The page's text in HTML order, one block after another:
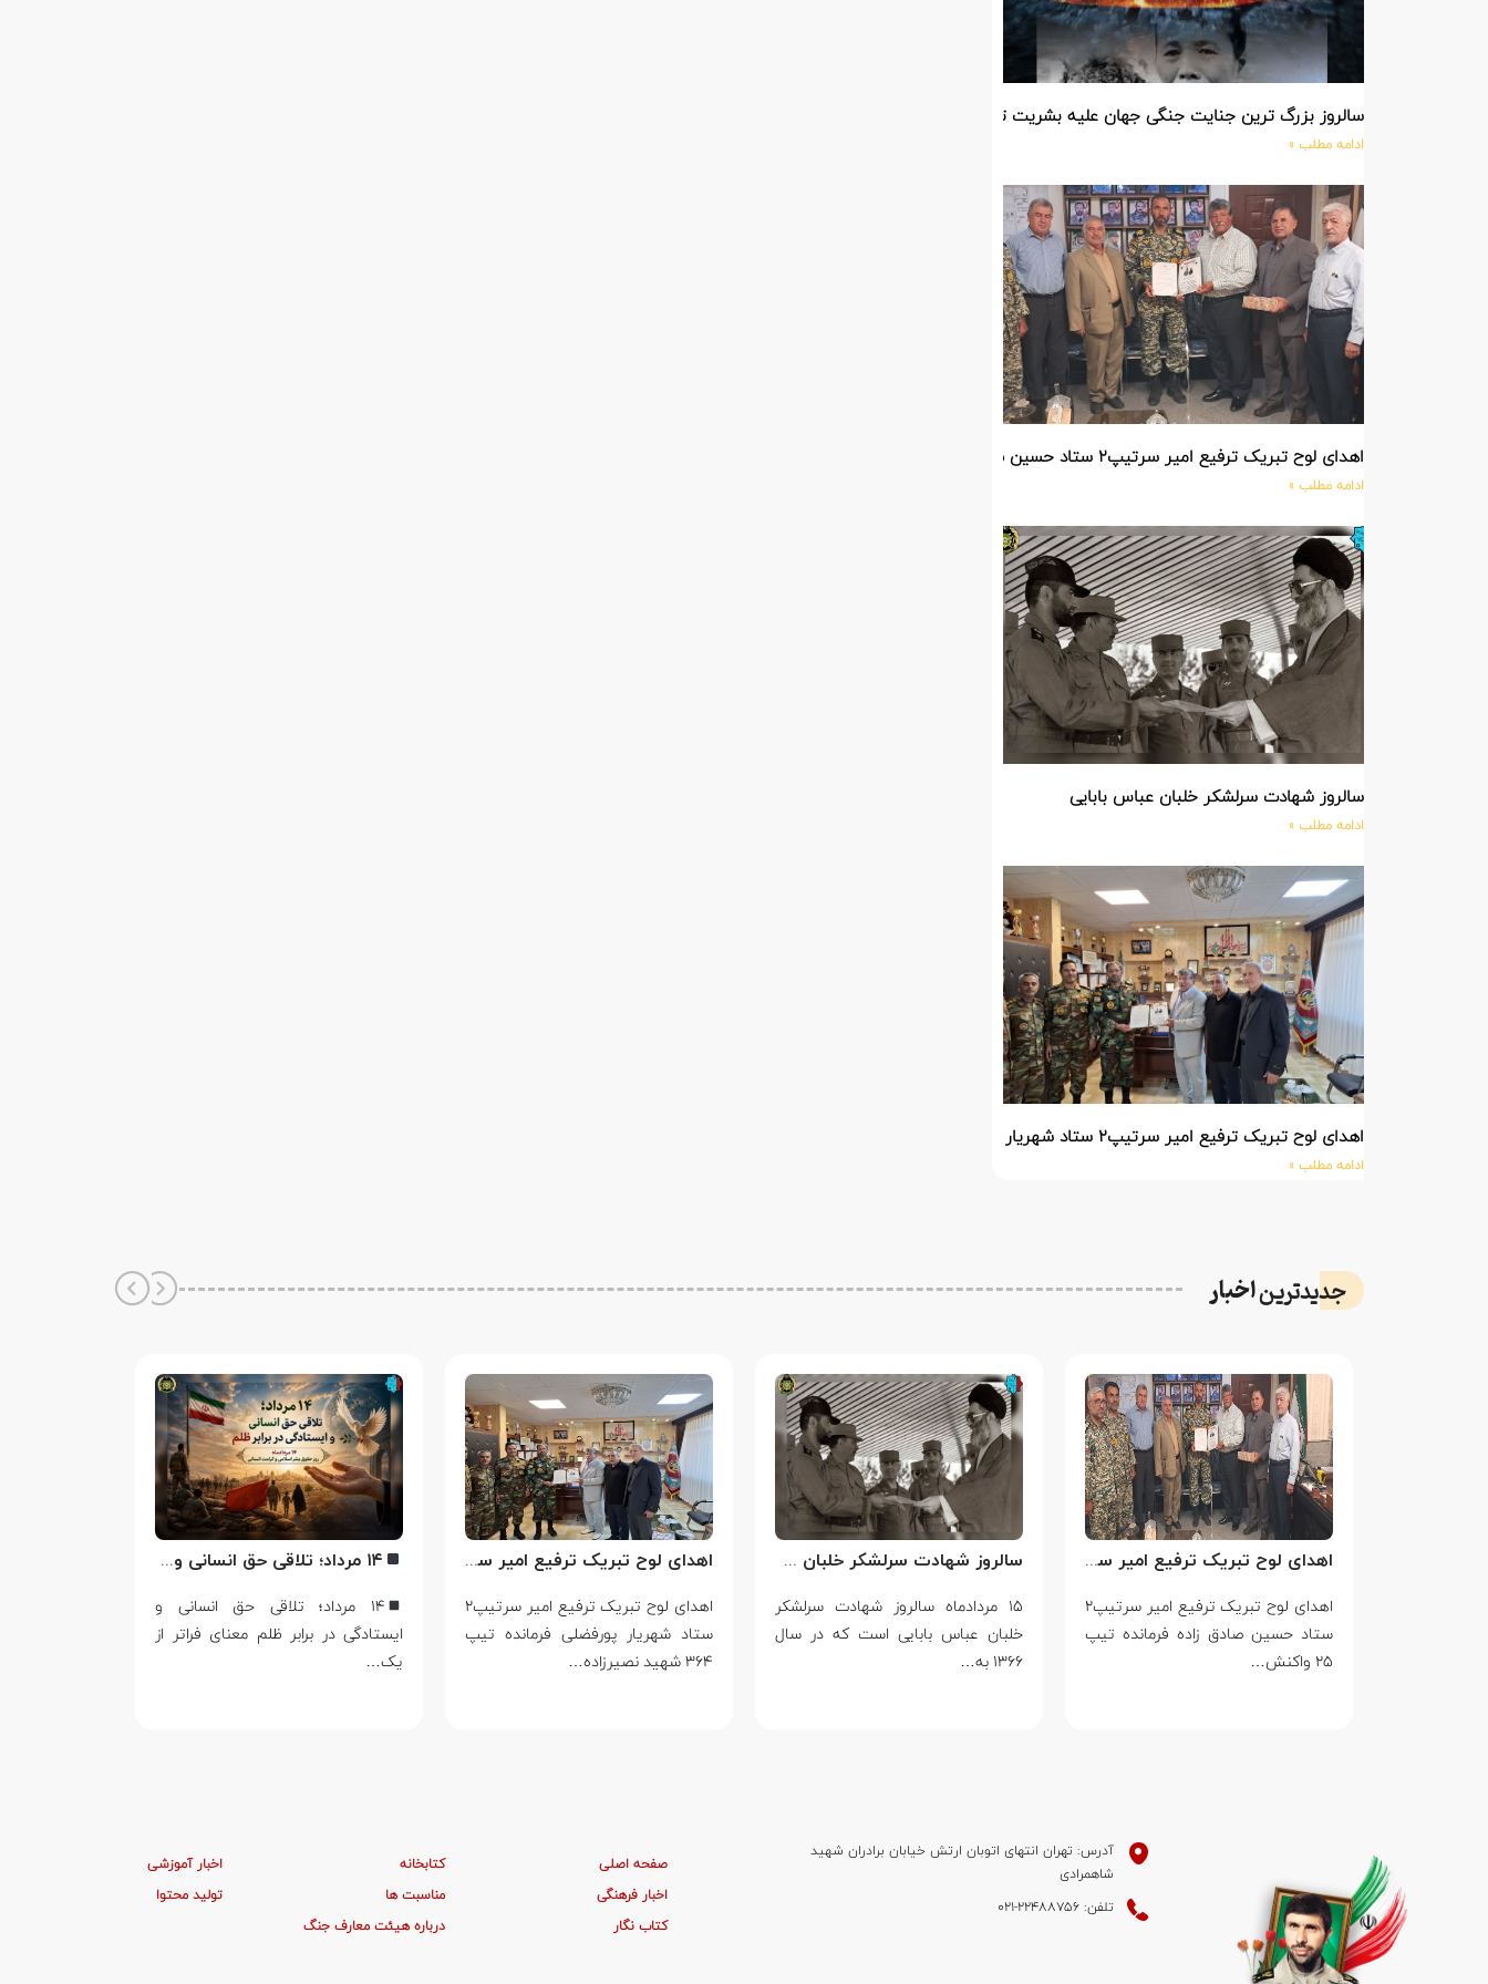
سالروز بزرگ ترین جنایت جنگی جهان علیه بشریت توسط بزرگ ترین مدعی دروغین حقوق بشر
ادامه مطلب »
اهدای لوح تبریک ترفیع امیر سرتیپ۲ ستاد حسین صادق زاده فرمانده تیپ ۲۵ واکنش سریع شهید آبگون نزاجا مستقر در تبریز
ادامه مطلب »
سالروز شهادت سرلشکر خلبان عباس بابایی
ادامه مطلب »
اهدای لوح تبریک ترفیع امیر سرتیپ۲ ستاد شهریار پورفضلی فرمانده تیپ ۳۶۴ شهید نصیرزاده نزاجا مستقر در مهاباد
ادامه مطلب »
جدیدتریناخبار
اهدای لوح تبریک ترفیع امیر سرتیپ۲ ستاد حسین صادق زاده فرمانده تیپ ۲۵ واکنش سریع شهید آبگون نزاجا مستقر در تبریز
اهدای لوح تبریک ترفیع امیر سرتیپ۲
ستاد حسین صادق زاده فرمانده تیپ
۲۵ واکنش…
سالروز شهادت سرلشکر خلبان عباس بابایی
۱۵ مردادماه سالروز شهادت سرلشکر
خلبان عباس بابایی است که در سال
۱۳۶۶ به…
اهدای لوح تبریک ترفیع امیر سرتیپ۲ ستاد شهریار پورفضلی فرمانده تیپ ۳۶۴ شهید نصیرزاده نزاجا مستقر در مهاباد
اهدای لوح تبریک ترفیع امیر سرتیپ۲
ستاد شهریار پورفضلی فرمانده تیپ
۳۶۴ شهید نصیرزاده…
۱۴ مرداد؛ تلاقی حق انسانی و ایستادگی در برابر ظلم
۱۴ مرداد؛ تلاقی حق انسانی و
ایستادگی در برابر ظلم معنای فراتر از
یک…
آدرس: تهران انتهای اتوبان ارتش خیابان برادران شهید
شاهمرادی
تلفن: 22488756-021
صفحه اصلی کتابخانه
اخبار آموزشی
اخبار فرهنگی
مناسبت ها
تولید محتوا
کتاب نگار
درباره هیئت معارف جنگ